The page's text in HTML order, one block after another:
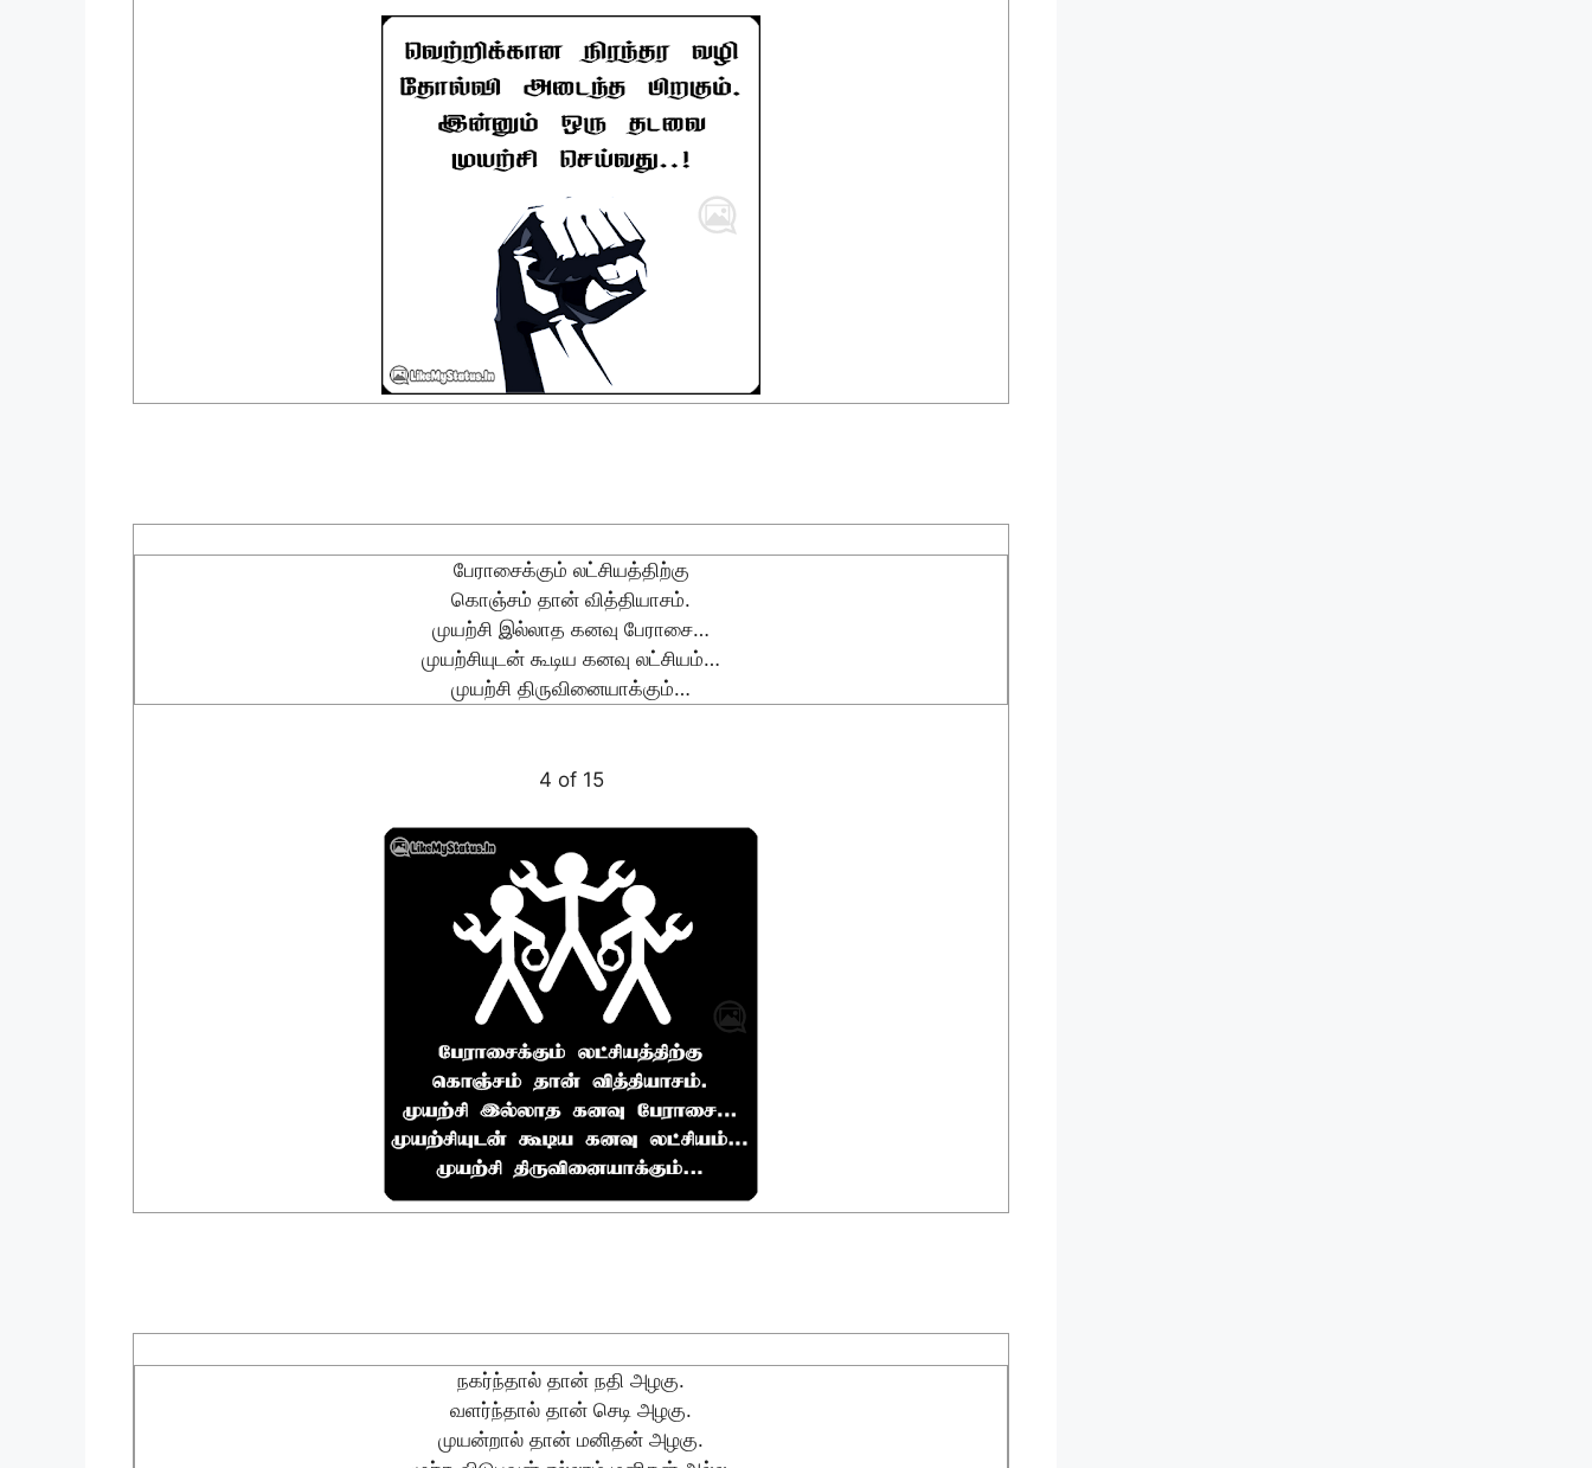
பேராசைக்கும் லட்சியத்திற்கு
கொஞ்சம் தான் வித்தியாசம்.
முயற்சி இல்லாத கனவு பேராசை…
முயற்சியுடன் கூடிய கனவு லட்சியம்…
முயற்சி திருவினையாக்கும்…
4 of 15
நகர்ந்தால் தான் நதி அழகு.
வளர்ந்தால் தான் செடி அழகு.
முயன்றால் தான் மனிதன் அழகு.